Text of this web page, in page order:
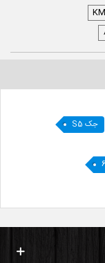
جک S5